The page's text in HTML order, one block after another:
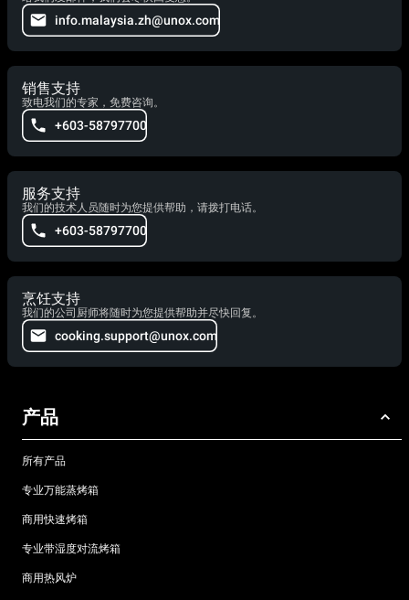
info.malaysia.zh@unox.com
销售支持
致电我们的专家，免费咨询。
+603-58797700
服务支持
我们的技术人员随时为您提供帮助，请拨打电话。
+603-58797700
烹饪支持
我们的公司厨师将随时为您提供帮助并尽快回复。
cooking.support@unox.com
产品
所有产品
专业万能蒸烤箱
商用快速烤箱
专业带湿度对流烤箱
商用热风炉